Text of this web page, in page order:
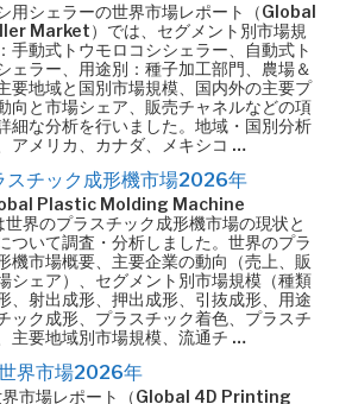
用シェラーの世界市場レポート（Global
Market）では、セグメント別市場規
手動式トウモロコシシェラー、自動式ト
ェラー、用途別：種子加工部門、農場＆
要地域と国別市場規模、国内外の主要プ
向と市場シェア、販売チャネルなどの項
細な分析を行いました。地域・国別分析
アメリカ、カナダ、メキシコ …
スチック成形機市場2026年
Plastic Molding Machine
界のプラスチック成形機市場の現状と
ついて調査・分析しました。世界のプラ
機市場概要、主要企業の動向（売上、販
シェア）、セグメント別市場規模（種類
、射出成形、押出成形、引抜成形、用途
ック成形、プラスチック着色、プラスチ
主要地域別市場規模、流通チ …
界市場2026年
界市場レポート（Global 4D Printing